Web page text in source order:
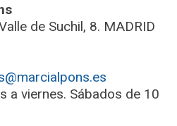
de Suchil, 8. MADRID
a viernes. Sábados de 10